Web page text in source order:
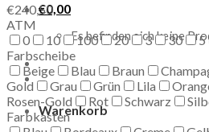
€0,00
Es befinden sich keine
Warenkorb
€240,50
ATM
0
10 100 20 3 30 5
Farbscheibe
Beige
Blau Braun
Gold
Grau Grün Lila
Rosen-Gold
Rot Schwarz
Farbkasten